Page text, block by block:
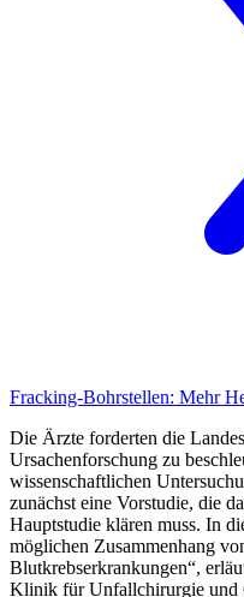
Fracking-Bohrstellen: Mehr
Die Ärzte forderten die
Ursachenforschung zu
wissenschaftlichen
zunächst eine Vorstudie, die
Hauptstudie klären muss. In
möglichen Zusammenhang
Blutkrebserkrankungen“,
Klinik für Unfallchirurgie und